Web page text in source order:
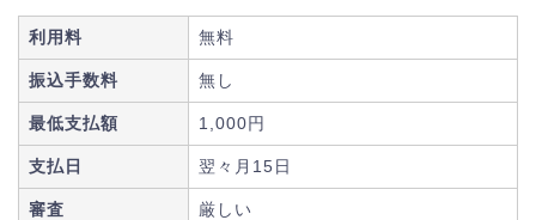
利用料 無料
振込手数料 無し
最低支払額 1,000円
支払日 翌々月15日
審査 厳しい